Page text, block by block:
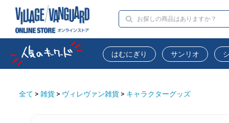
はむにぎり サンリオ
全て > 雑貨 > ヴィレヴァン雑貨 > キャラクターグッズ